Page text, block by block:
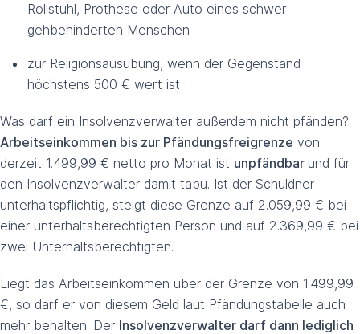
Rollstuhl, Prothese oder Auto eines schwer
gehbehinderten Menschen
zur Religionsausübung, wenn der Gegenstand
höchstens 500 € wert ist
Was darf ein Insolvenzverwalter außerdem nicht pfänden?
Arbeitseinkommen bis zur Pfändungsfreigrenze von
derzeit 1.499,99 € netto pro Monat ist unpfändbar und für
den Insolvenzverwalter damit tabu. Ist der Schuldner
unterhaltspflichtig, steigt diese Grenze auf 2.059,99 € bei
einer unterhaltsberechtigten Person und auf 2.369,99 € bei
zwei Unterhaltsberechtigten.
Liegt das Arbeitseinkommen über der Grenze von 1.499,99
€, so darf er von diesem Geld laut Pfändungstabelle auch
mehr behalten. Der Insolvenzverwalter darf dann lediglich